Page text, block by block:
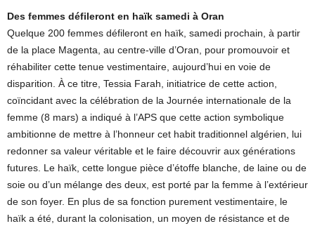
Des femmes défileront en haïk samedi à Oran
Quelque 200 femmes défileront en haïk, samedi prochain, à partir
de la place Magenta, au centre-ville d’Oran, pour promouvoir et
réhabiliter cette tenue vestimentaire, aujourd’hui en voie de
disparition. À ce titre, Tessia Farah, initiatrice de cette action,
coïncidant avec la célébration de la Journée internationale de la
femme (8 mars) a indiqué à l’APS que cette action symbolique
ambitionne de mettre à l’honneur cet habit traditionnel algérien, lui
redonner sa valeur véritable et le faire découvrir aux générations
futures. Le haïk, cette longue pièce d’étoffe blanche, de laine ou de
soie ou d’un mélange des deux, est porté par la femme à l’extérieur
de son foyer. En plus de sa fonction purement vestimentaire, le
haïk a été, durant la colonisation, un moyen de résistance et de